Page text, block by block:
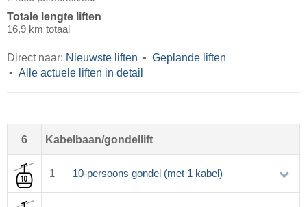
Totale lengte liften
16,9 km totaal
Direct naar: Nieuwste liften
Geplande liften
Alle actuele liften in detail
6 Kabelbaan/gondellift
1 10-persoons gondel (met 1 kabel)